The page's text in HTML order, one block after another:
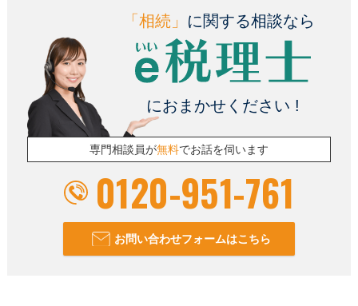
「相続」 に関する相談なら
におまかせください !
専門相談員が無料でお話を伺います
0120-951-761
お問い合わせフォームはこちら